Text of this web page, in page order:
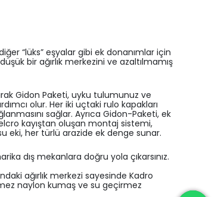
“lüks” eşyalar gibi ek donanımlar için
bir ağırlık merkezini ve azaltılmamış
Gidon Paketi, uyku tulumunuz ve
olur. Her iki uçtaki rulo kapakları
sağlar. Ayrıca Gidon-Paketi, ek
kayıştan oluşan montaj sistemi,
eki, her türlü arazide ek denge sunar.
dış mekanlara doğru yola çıkarsınız.
ağırlık merkezi sayesinde Kadro
naylon kumaş ve su geçirmez